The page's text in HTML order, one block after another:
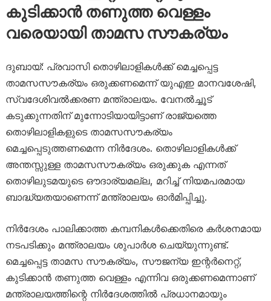
കുടിക്കാന്‍ തണുത്ത വെള്ളം
വരെയായി താമസ സൗകര്യം
ദുബായ്: പ്രവാസി തൊഴിലാളികള്‍ക്ക് മെച്ചപ്പെട്ട
താമസസൗകര്യം ഒരുക്കണമെന്ന് യുഎഇ മാനവശേഷി,
സ്വദേശിവല്‍ക്കരണ മന്ത്രാലയം. വേനല്‍ച്ചൂട്
കടുക്കുന്നതിന് മുന്നോടിയായിട്ടാണ് രാജ്യത്തെ
തൊഴിലാളികളുടെ താമസസൗകര്യം
മെച്ചപ്പെടുത്തണമെന്ന നിര്‍ദേശം. തൊഴിലാളികള്‍ക്ക്
അന്തസ്സുള്ള താമസസൗകര്യം ഒരുക്കുക എന്നത്
തൊഴിലുടമയുടെ ഔദാര്യമല്ല, മറിച്ച് നിയമപരമായ
ബാദ്ധ്യതയാണെന്ന് മന്ത്രാലയം ഓര്‍മിപ്പിച്ചു.
നിര്‍ദേശം പാലിക്കാത്ത കമ്പനികള്‍ക്കെതിരെ കര്‍ശനമായ
നടപടിക്കും മന്ത്രാലയം ശുപാര്‍ശ ചെയ്യുന്നുണ്ട്.
മെച്ചപ്പെട്ട താമസ സൗകര്യം, സൗജന്യ ഇന്റര്‍നെറ്റ്,
കുടിക്കാന്‍ തണുത്ത വെള്ളം എന്നിവ ഒരുക്കണമെന്നാണ്
മന്ത്രാലയത്തിന്റെ നിര്‍ദേശത്തില്‍ പ്രധാനമായും